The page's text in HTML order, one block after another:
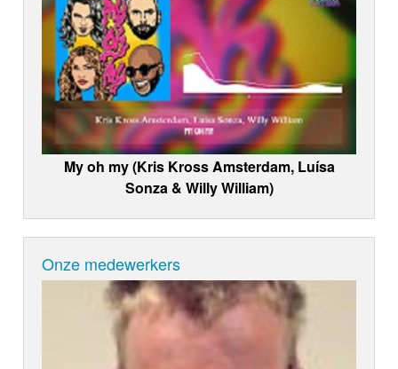
My oh my (Kris Kross Amsterdam, Luísa
Sonza & Willy William)
Onze medewerkers